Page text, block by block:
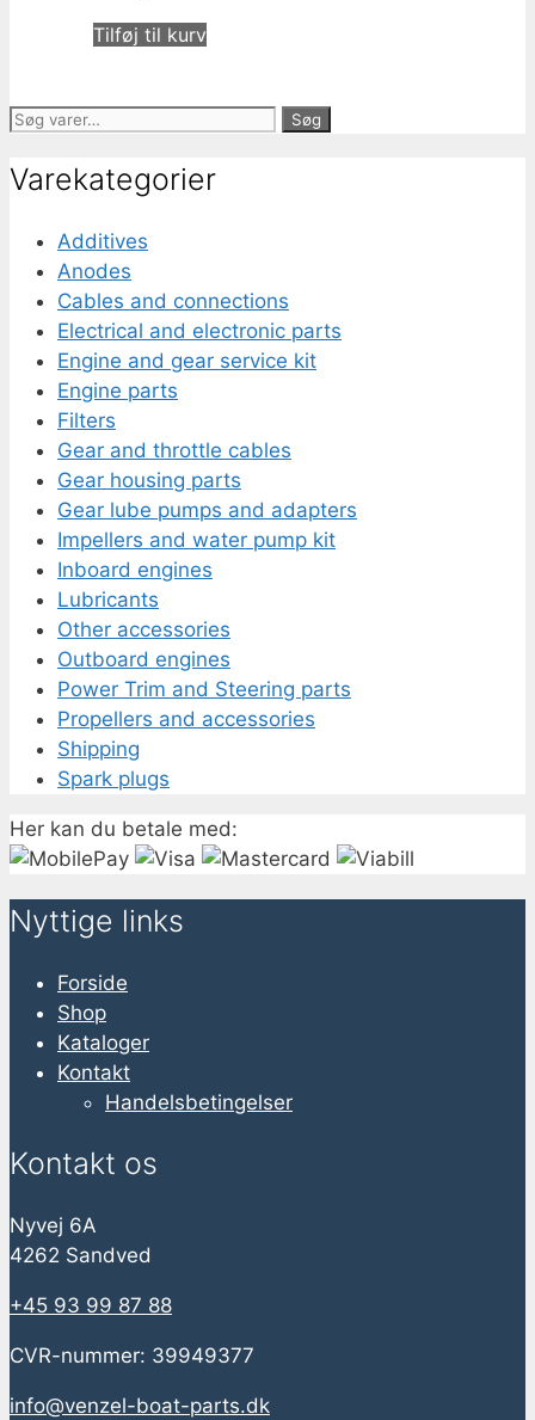
Tilføj til kurv
Søg
Søg
Varekategorier
Additives
Anodes
Cables and connections
Electrical and electronic parts
Engine and gear service kit
Engine parts
Filters
Gear and throttle cables
Gear housing parts
Gear lube pumps and adapters
Impellers and water pump kit
Inboard engines
Lubricants
Other accessories
Outboard engines
Power Trim and Steering parts
Propellers and accessories
Shipping
Spark plugs
Her kan du betale med:
Nyttige links
Forside
Shop
Kataloger
Kontakt
Handelsbetingelser
Kontakt os
Nyvej 6A
4262 Sandved
+45 93 99 87 88
CVR-nummer: 39949377
info@venzel-boat-parts.dk